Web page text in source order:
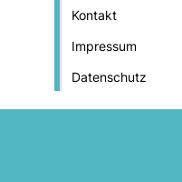
Kontakt
Impressum
Datenschutz